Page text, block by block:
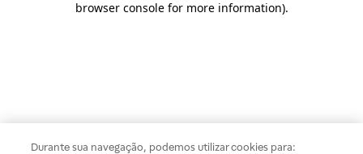
browser console for more information).
Durante sua navegação, podemos utilizar cookies para: